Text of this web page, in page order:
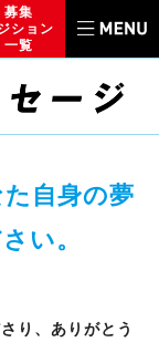
募集
ション
一覧
自身の夢
い。
り、ありがとう